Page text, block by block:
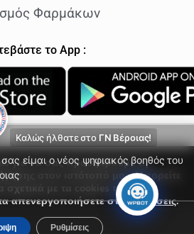
Φαρμάκων
το App :
Βέροιας 2026
Καλώς ήλθατε στο ΓΝ Βέροιας!
σας είμαι ο νέος ψηφιακός βοηθός του
για να σας προσφέρουμε τη
στον ιστότοπό μας. Μπορείτε
σχετικά με τα cookies που
απενεργοποιήσετε στιςΡυθμίσεις.
Ρυθμίσεις